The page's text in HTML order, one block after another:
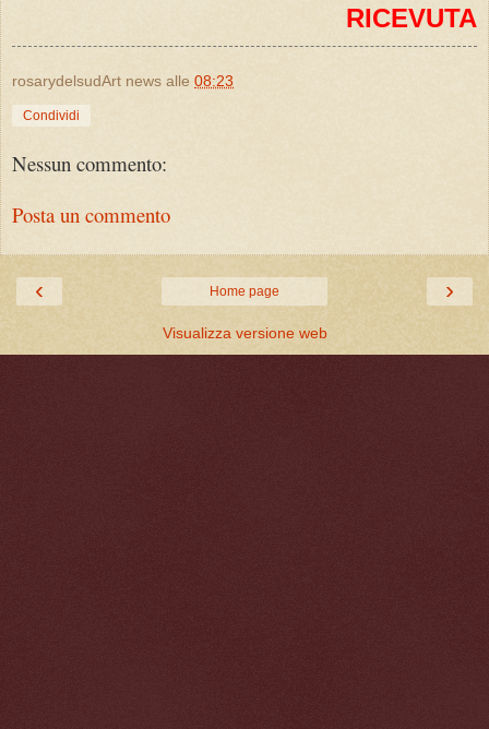
RICEVUTA
rosarydelsudArt news alle 08:23
Condividi
Nessun commento:
Posta un commento
‹ ›
Home page
Visualizza versione web